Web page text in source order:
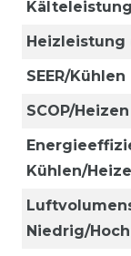
Heizleistung
SEER/Kühlen
SCOP/Heizen
Kühlen/
Niedrig/